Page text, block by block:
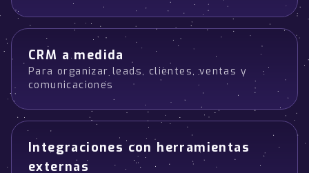
CRM a medida
Para organizar leads, clientes, ventas y
comunicaciones
Integraciones con herramientas
externas